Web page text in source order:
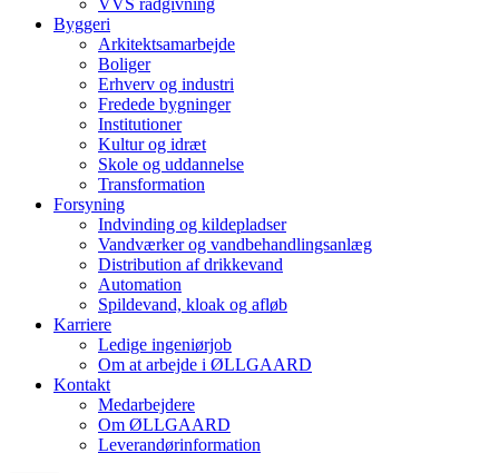
Byggeri
Arkitektsamarbejde
Boliger
Erhverv og industri
Fredede bygninger
Institutioner
Kultur og idræt
Skole og uddannelse
Transformation
Forsyning
Indvinding og kildepladser
Vandværker og vandbehandlingsanlæg
Distribution af drikkevand
Automation
Spildevand, kloak og afløb
Karriere
Ledige ingeniørjob
Om at arbejde i ØLLGAARD
Kontakt
Medarbejdere
Om ØLLGAARD
Leverandørinformation